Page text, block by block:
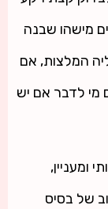
מישהו שבנה
המלצות, אם
מי לדבר אם יש
ומעניין,
של בסיס